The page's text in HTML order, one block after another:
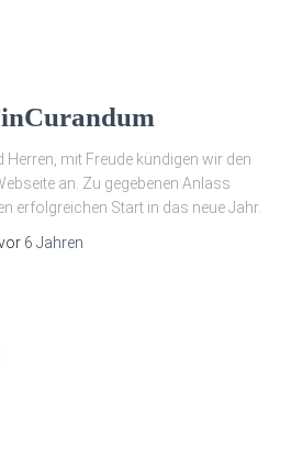
Herren, mit Freude kündigen wir den
an. Zu gegebenen Anlass
erfolgreichen Start in das neue Jahr.
vor 6 Jahren